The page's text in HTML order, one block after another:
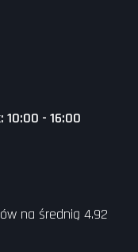
10:00 - 16:00
na średnią 4.92